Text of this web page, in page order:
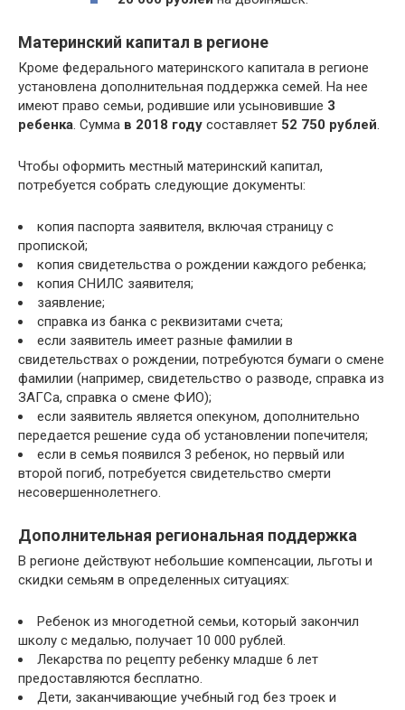
Материнский капитал в регионе
Кроме федерального материнского капитала в регионе
установлена дополнительная поддержка семей. На нее
имеют право семьи, родившие или усыновившие 3
ребенка. Сумма в 2018 году составляет 52 750 рублей.
Чтобы оформить местный материнский капитал,
потребуется собрать следующие документы:
копия паспорта заявителя, включая страницу с
пропиской;
копия свидетельства о рождении каждого ребенка;
копия СНИЛС заявителя;
заявление;
справка из банка с реквизитами счета;
если заявитель имеет разные фамилии в
свидетельствах о рождении, потребуются бумаги о смене
фамилии (например, свидетельство о разводе, справка из
ЗАГСа, справка о смене ФИО);
если заявитель является опекуном, дополнительно
передается решение суда об установлении попечителя;
если в семья появился 3 ребенок, но первый или
второй погиб, потребуется свидетельство смерти
несовершеннолетнего.
Дополнительная региональная поддержка
В регионе действуют небольшие компенсации, льготы и
скидки семьям в определенных ситуациях:
Ребенок из многодетной семьи, который закончил
школу с медалью, получает 10 000 рублей.
Лекарства по рецепту ребенку младше 6 лет
предоставляются бесплатно.
Дети, заканчивающие учебный год без троек и